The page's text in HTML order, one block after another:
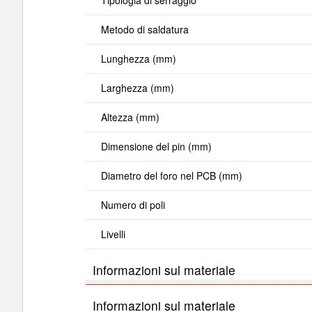
Metodo di saldatura
Lunghezza (mm)
Larghezza (mm)
Altezza (mm)
Dimensione del pin (mm)
Diametro del foro nel PCB (mm)
Numero di poli
Livelli
Informazioni sul materiale
Informazioni sul materiale